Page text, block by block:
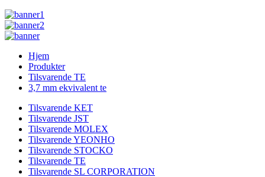
Hjem
Produkter
Tilsvarende TE
3,7 mm ekvivalent te
Tilsvarende KET
Tilsvarende JST
Tilsvarende MOLEX
Tilsvarende YEONHO
Tilsvarende STOCKO
Tilsvarende TE
Tilsvarende SL CORPORATION